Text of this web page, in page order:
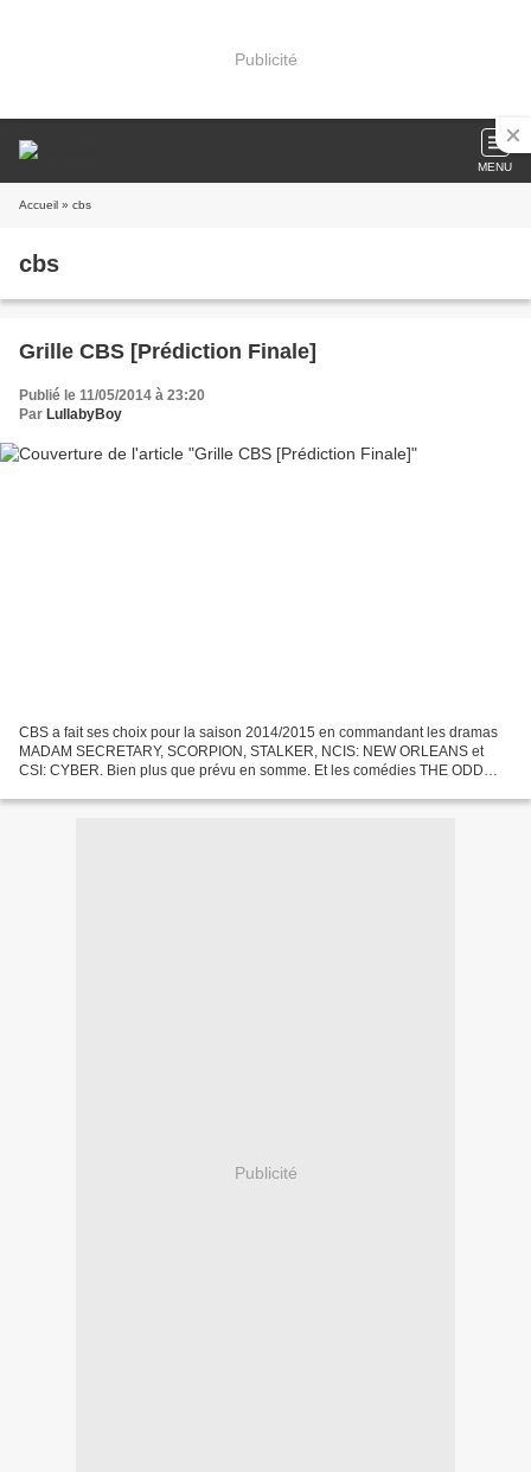
Publicité
MENU
Accueil » cbs
cbs
Grille CBS [Prédiction Finale]
Publié le 11/05/2014 à 23:20
Par LullabyBoy
CBS a fait ses choix pour la saison 2014/2015 en commandant les dramas
MADAM SECRETARY, SCORPION, STALKER, NCIS: NEW ORLEANS et
CSI: CYBER. Bien plus que prévu en somme. Et les comédies THE ODD
Publicité